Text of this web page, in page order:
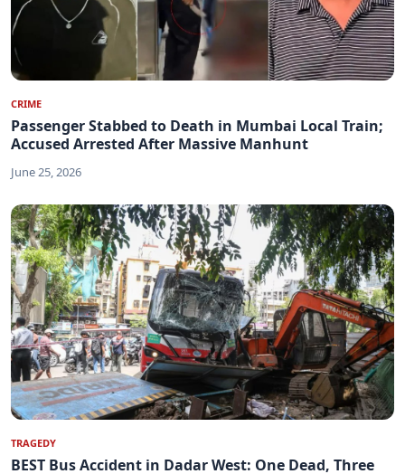
CRIME
Passenger Stabbed to Death in Mumbai Local Train;
Accused Arrested After Massive Manhunt
June 25, 2026
TRAGEDY
BEST Bus Accident in Dadar West: One Dead, Three